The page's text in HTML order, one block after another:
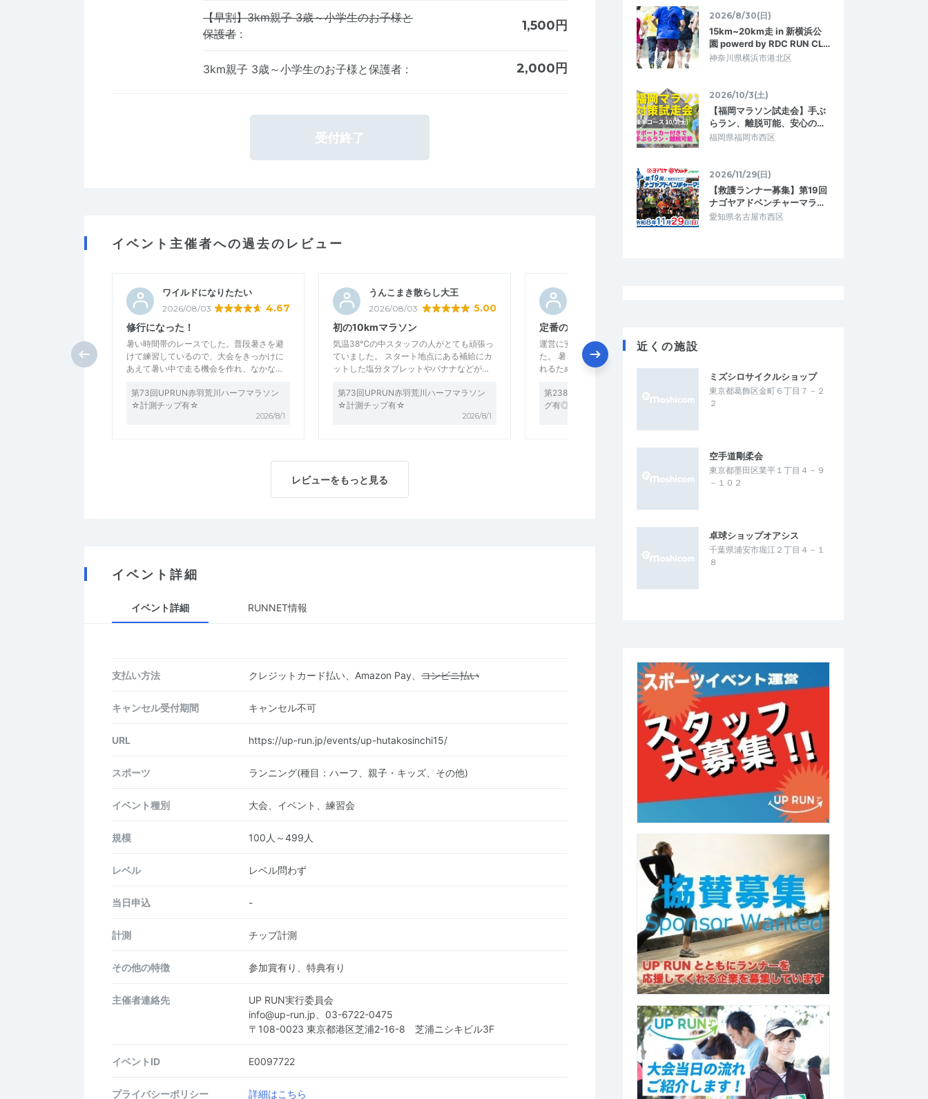
【早割】3km親子 3歳～小学生のお子様と
保護者 :
1,500円
3km親子 3歳～小学生のお子様と保護者 : 2,000円
受付終了
イベント主催者への過去のレビュー
ワイルドになりたたい
2026/08/03 4.67
修行になった！
暑い時間帯のレースでした。普段暑さを避
けて練習しているので、大会をきっかけに
あえて暑い中で走る機会を作れ、なかな…
第73回UPRUN赤羽荒川ハーフマラソン
☆計測チップ有☆
2026/8/1
うんこまき散らし大王
2026/08/03 5.00
初の10kmマラソン
気温38℃の中スタッフの人がとても頑張っ
ていました。 スタート地点にある補給にカ
ットした塩分タブレットやバナナなどが…
第73回UPRUN赤羽荒川ハーフマラソン
☆計測チップ有☆
2026/8/1
定番の皇居ランニング
運営に安定感があり、安心して走れまし
た。 暑さのきびしい日でしたが、暑さに慣
れるためのいい練習になりました。
第238回UP RUN皇居マラソン◎計測タ
グ有◎
第90回UPRUN市川江戸川ハーフマラソ
レビューをもっと見る
イベント詳細
イベント詳細 RUNNET情報
支払い方法 クレジットカード払い、Amazon Pay、 コンビニ払い
キャンセル受付期間 キャンセル不可
URL https://up-run.jp/events/up-hutakosinchi15/
スポーツ ランニング(種目：ハーフ、親子・キッズ、その他)
イベント種別 大会、イベント、練習会
規模 100人～499人
レベル レベル問わず
当日申込 -
計測 チップ計測
その他の特徴 参加賞有り、特典有り
主催者連絡先
UP RUN実行委員会
info@up-run.jp、03-6722-0475
〒108-0023 東京都港区芝浦2-16-8 芝浦ニシキビル3F
イベントID E0097722
プライバシーポリシー 詳細はこちら
2026/8/30(日)
15km~20km走 in 新横浜公
園 powerd by RDC RUN CL…
神奈川県横浜市港北区
2026/10/3(土)
【福岡マラソン試走会】手ぶ
らラン、離脱可能、安心の…
福岡県福岡市西区
2026/11/29(日)
【救護ランナー募集】第19回
ナゴヤアドベンチャーマラ…
愛知県名古屋市西区
近くの施設
ミズシロサイクルショップ
東京都葛飾区金町６丁目７－２
２
空手道剛柔会
東京都墨田区業平１丁目４－９
－１０２
卓球ショップオアシス
千葉県浦安市堀江２丁目４－１
８